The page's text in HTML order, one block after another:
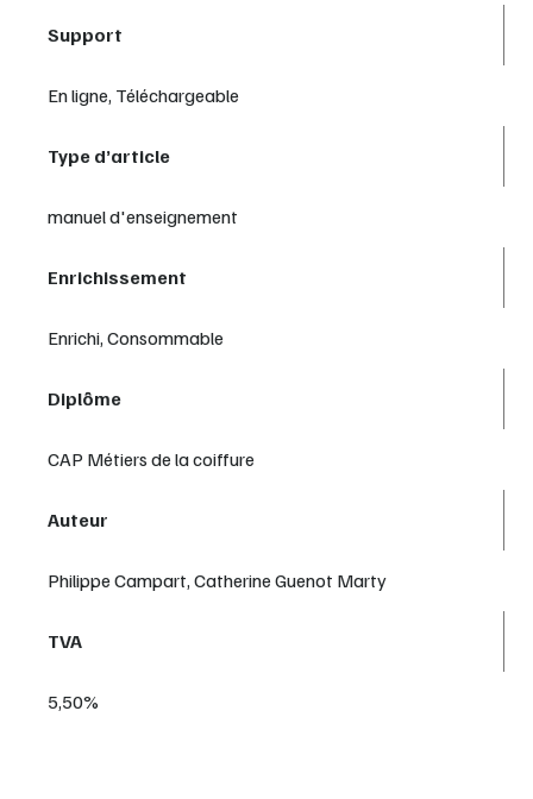
Support
En ligne, Téléchargeable
Type d’article
manuel d'enseignement
Enrichissement
Enrichi, Consommable
Diplôme
CAP Métiers de la coiffure
Auteur
Philippe Campart, Catherine Guenot Marty
TVA
5,50%